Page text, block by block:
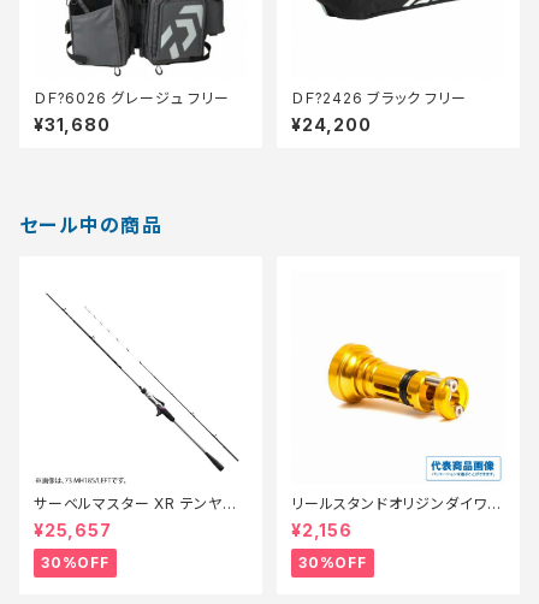
ＤＦ?6026 グレージュ フリー
¥31,680
ＤＦ?2426 ブラック フリー
¥24,200
セール中の商品
サーベルマスター XR テンヤ
73MH 185R【特価ロッド】【30】
¥25,657
30%OFF
リールスタンドオリジンダイワ V
er3 ゴールド【特価リール】【3
0】
¥2,156
30%OFF